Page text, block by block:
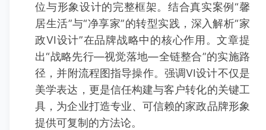
位与形象设计的完整框架。结合真实案例“馨
居生活”与“净享家”的转型实践，深入解析“家
政VI设计”在品牌战略中的核心作用。文章提
出“战略先行—视觉落地—全链整合”的实施路
径，并附流程图指导操作。强调VI设计不仅是
美学表达，更是信任构建与客户转化的关键工
具，为企业打造专业、可信赖的家政品牌形象
提供可复制的方法论。